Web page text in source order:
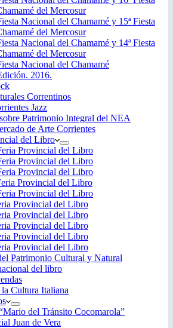
del Mercosur
Nacional del Chamamé y 15ª Fiesta
del Mercosur
Nacional del Chamamé y 14ª Fiesta
del Mercosur
Nacional del Chamamé
2016.
Correntinos
Jazz
Patrimonio Integral del NEA
de Arte Corrientes
del Libro
Provincial del Libro
Provincial del Libro
Provincial del Libro
Provincial del Libro
Provincial del Libro
Provincial del Libro
Provincial del Libro
Provincial del Libro
Provincial del Libro
Provincial del Libro
Patrimonio Cultural y Natural
del libro
la Cultura Italiana
del Tránsito Cocomarola”
Juan de Vera